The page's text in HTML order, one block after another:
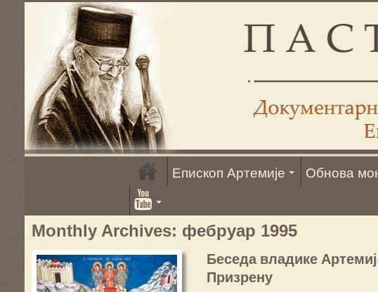
Епископ Артемије Обнова
Monthly Archives: фебруар 1995
Беседа владике
Призрену